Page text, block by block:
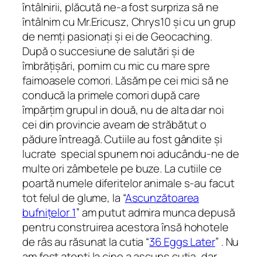
întâlnirii, plăcută ne-a fost surpriza să ne
întâlnim cu Mr.Ericusz, Chrys10 și cu un grup
de nemți pasionați și ei de Geocaching.
După o succesiune de salutări și de
îmbrățișări, pornim cu mic cu mare spre
faimoasele comori. Lăsăm pe cei mici să ne
conducă la primele comori după care
împărțim grupul in două, nu de alta dar noi
cei din provincie aveam de străbătut o
pădure întreagă. Cutiile au fost gândite și
lucrate special spunem noi aducându-ne de
multe ori zâmbetele pe buze. La cutiile ce
poartă numele diferitelor animale s-au facut
tot felul de glume, la “Ascunzătoarea
bufnițelor 1” am putut admira munca depusă
pentru construirea acestora însă hohotele
de râs au răsunat la cutia “36 Eggs Later” . Nu